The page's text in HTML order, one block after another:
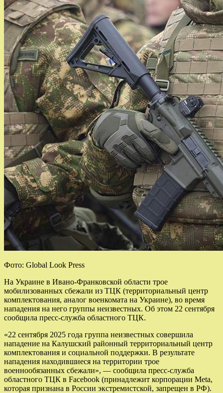
Фото: Global Look Press
На Украине в Ивано-Франковской области трое
мобилизованных сбежали из ТЦК (территориальный центр
комплектования, аналог военкомата на Украине), во время
нападения на него группы неизвестных. Об этом 22 сентября
сообщила пресс-служба областного ТЦК.
«22 сентября 2025 года группа неизвестных совершила
нападение на Калушский районный территориальный центр
комплектования и социальной поддержки. В результате
нападения находившиеся на территории трое
военнообязанных сбежали», — сообщила пресс-служба
областного ТЦК в Facebook (принадлежит корпорации Meta,
которая признана в России экстремистской, запрещен в РФ).